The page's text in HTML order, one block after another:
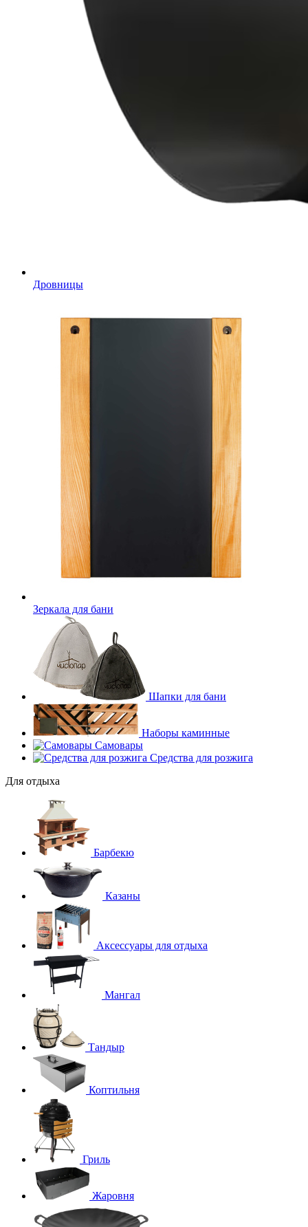
Дровницы
Зеркала для бани
Шапки для бани
Наборы каминные
Самовары
Средства для розжига
Для отдыха
Барбекю
Казаны
Аксессуары для отдыха
Мангал
Тандыр
Коптильня
Гриль
Жаровня